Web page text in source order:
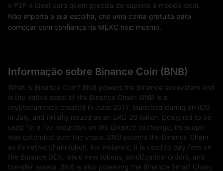
o P2P é ideal para quem precisa de suporte à moeda local.
Não importa a sua escolha, crie uma conta gratuita para
começar com confiança na MEXC hoje mesmo.
Informação sobre Binance Coin (BNB)
What is Binance Coin? BNB powers the Binance ecosystem and
is the native asset of the Binance Chain. BNB is a
cryptocurrency created in June 2017, launched during an ICO
in July, and initially issued as an ERC-20 token. Designed to be
used for a fee reduction on the Binance exchange, its scope
was extended over the years. BNB powers the Binance Chain
as its native chain token. For instance, it is used to pay fees on
the Binance DEX, issue new tokens, send/cancel orders, and
transfer assets. BNB is also powering the Binance Smart Chain,